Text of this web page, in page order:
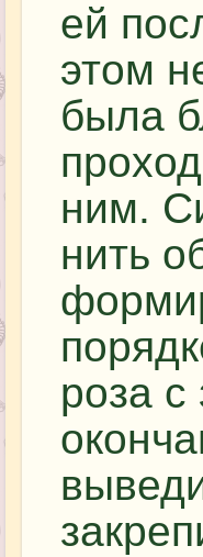
ей
этом
была
ним.
нить
роза